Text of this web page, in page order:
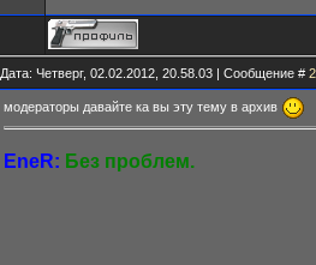
Дата: Четверг, 02.02.2012, 20.58.03 | Сообщение # 2
модераторы давайте ка вы эту тему в архив
EneR: Без проблем.